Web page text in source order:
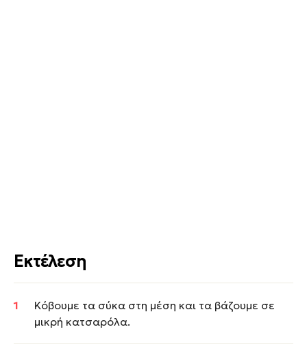
Εκτέλεση
Κόβουμε τα σύκα στη μέση και τα βάζουμε σε
μικρή κατσαρόλα.